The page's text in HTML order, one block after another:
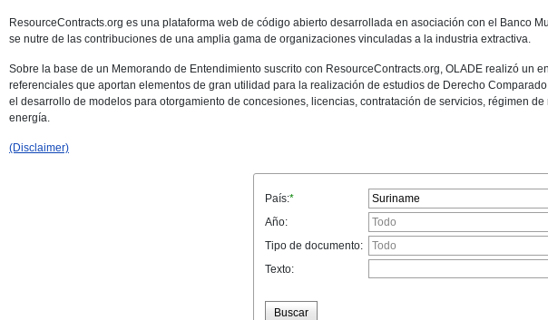
ResourceContracts.org es una plataforma web de código abierto desarrollada en asociación con el Banco
se nutre de las contribuciones de una amplia gama de organizaciones vinculadas a la industria extractiva.
Sobre la base de un Memorando de Entendimiento suscrito con ResourceContracts.org, OLADE realizó
referenciales que aportan elementos de gran utilidad para la realización de estudios de Derecho
el desarrollo de modelos para otorgamiento de concesiones, licencias, contratación de servicios, régimen
energía.
(Disclaimer)
País:*
Año:
Tipo de documento:
Texto:
Buscar